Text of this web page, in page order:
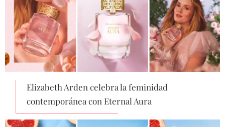
Elizabeth Arden celebra la feminidad
contemporánea con Eternal Aura